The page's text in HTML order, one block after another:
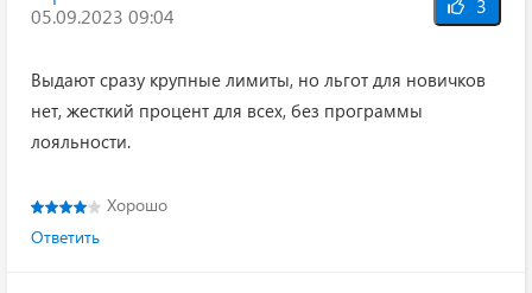
05.09.2023 09:04
3
Выдают сразу крупные лимиты, но льгот для новичков
нет, жесткий процент для всех, без программы
лояльности.
Хорошо
Ответить